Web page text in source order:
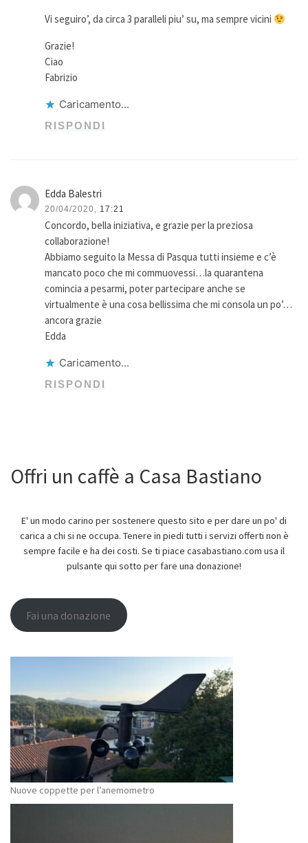
Vi seguiro’, da circa 3 paralleli piu’ su, ma sempre vicini
Grazie!
Ciao
Fabrizio
Caricamento...
RISPONDI
Edda Balestri
20/04/2020, 17:21
Concordo, bella iniziativa, e grazie per la preziosa
collaborazione!
Abbiamo seguito la Messa di Pasqua tutti insieme e c’è
mancato poco che mi commuovessi…la quarantena
comincia a pesarmi, poter partecipare anche se
virtualmente è una cosa bellissima che mi consola un po’…
ancora grazie
Edda
Caricamento...
RISPONDI
Offri un caffè a Casa Bastiano
E' un modo carino per sostenere questo sito e per dare un po' di
carica a chi si ne occupa. Tenere in piedi tutti i servizi offerti non è
sempre facile e ha dei costi. Se ti piace casabastiano.com usa il
pulsante qui sotto per fare una donazione!
Fai una donazione
Nuove coppette per l’anemometro